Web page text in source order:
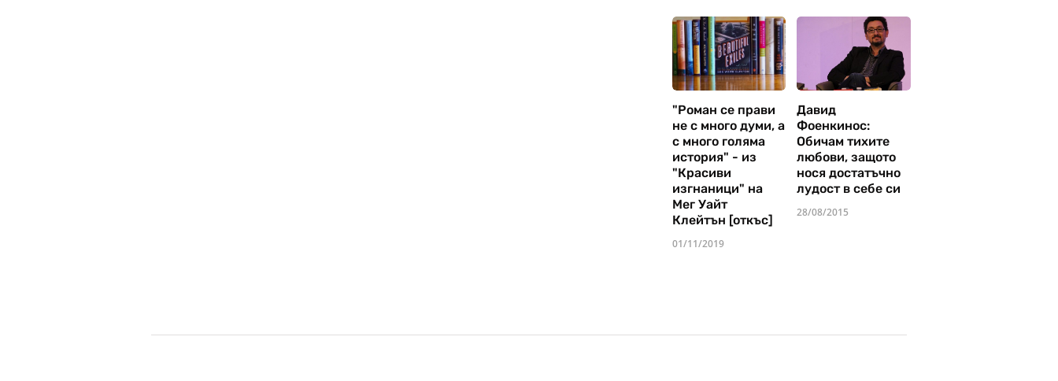
"Роман се прави
не с много думи, а
с много голяма
история" - из
"Красиви
изгнаници" на
Мег Уайт
Клейтън [откъс]
01/11/2019
Давид
Фоенкинос:
Обичам тихите
любови, защото
нося достатъчно
лудост в себе си
28/08/2015